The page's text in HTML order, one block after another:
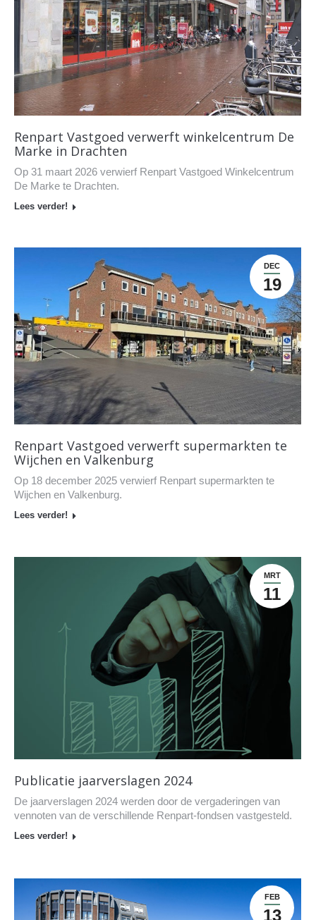
Renpart Vastgoed verwerft winkelcentrum De
Marke in Drachten
Op 31 maart 2026 verwierf Renpart Vastgoed Winkelcentrum
De Marke te Drachten.
Lees verder!
DEC
19
Renpart Vastgoed verwerft supermarkten te
Wijchen en Valkenburg
Op 18 december 2025 verwierf Renpart supermarkten te
Wijchen en Valkenburg.
Lees verder!
MRT
11
Publicatie jaarverslagen 2024
De jaarverslagen 2024 werden door de vergaderingen van
vennoten van de verschillende Renpart-fondsen vastgesteld.
Lees verder!
FEB
13